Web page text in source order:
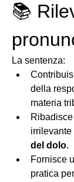
📚
La sentenza:
della
materia
del dolo.
Fornisce
pratica